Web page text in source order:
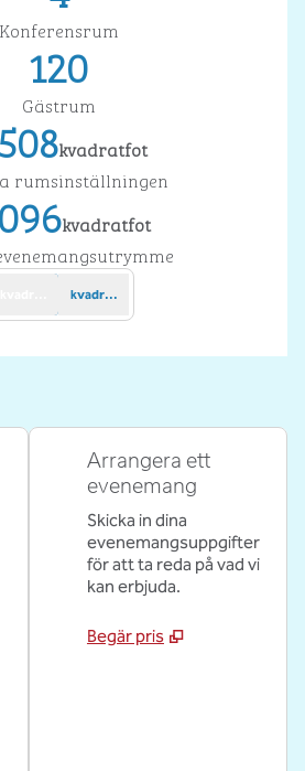
Konferensrum
120
Gästrum
kvadratfot
rumsinställningen
kvadratfot
kvadratmeter
Arrangera ett
evenemang
Skicka in dina
evenemangsuppgifter
för att ta reda på vad vi
kan erbjuda.
Begär pris